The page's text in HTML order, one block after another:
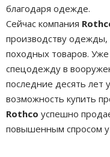
благодаря одежде.
Сейчас компания
производству одежды,
походных товаров.
спецодежду в
последние десять лет
возможность купить
Rothco успешно
повышенным спросом у